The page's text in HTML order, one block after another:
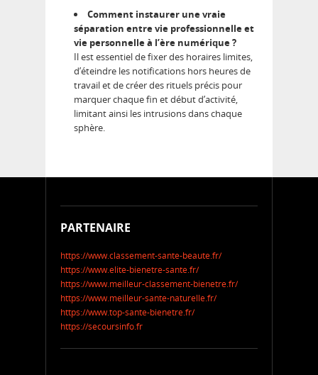
Comment instaurer une vraie
séparation entre vie professionnelle et
vie personnelle à l’ère numérique ?
Il est essentiel de fixer des horaires limites,
d’éteindre les notifications hors heures de
travail et de créer des rituels précis pour
marquer chaque fin et début d’activité,
limitant ainsi les intrusions dans chaque
sphère.
PARTENAIRE
https://www.classement-sante-beaute.fr/
https://www.elite-bienetre-sante.fr/
https://www.meilleur-classement-bienetre.fr/
https://www.meilleur-sante-naturelle.fr/
https://www.top-sante-bienetre.fr/
https://secoursinfo.fr